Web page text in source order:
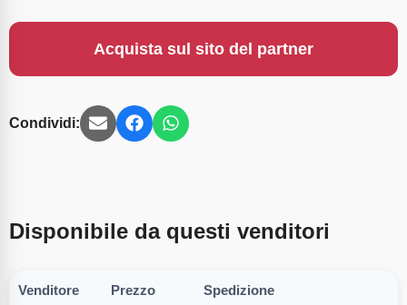
Acquista sul sito del partner
Condividi:
Disponibile da questi venditori
Venditore Prezzo Spedizione